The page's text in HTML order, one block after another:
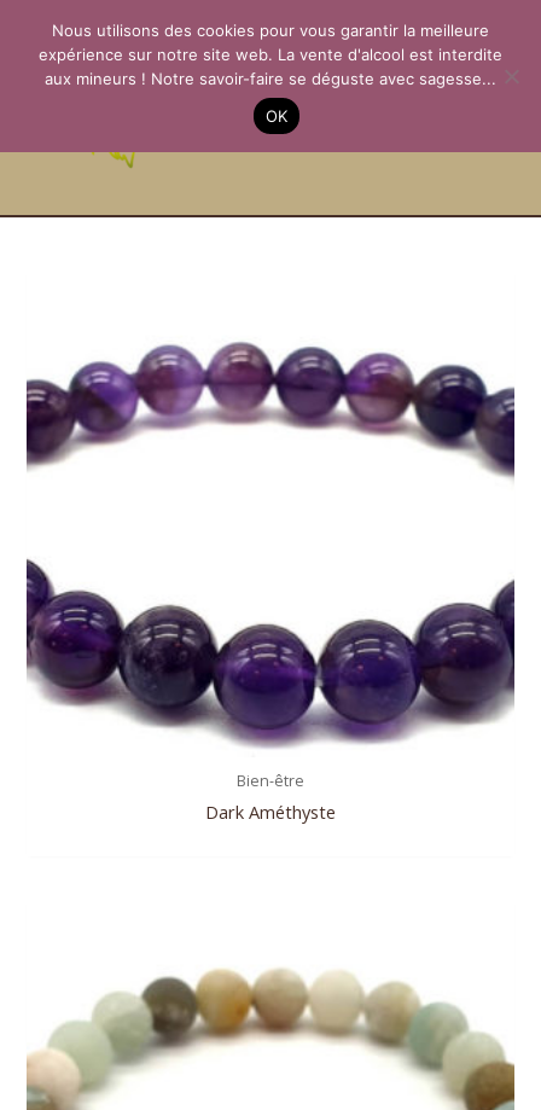
contenu
La Passion des
Terroirs
Bien-être
Dark Améthyste
Nous utilisons des cookies pour vous garantir la meilleure
expérience sur notre site web. La vente d'alcool est interdite
aux mineurs ! Notre savoir-faire se déguste avec sagesse...
OK